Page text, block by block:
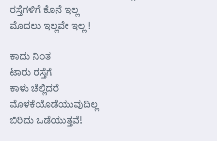
ರಸ್ತೆಗಳಿಗೆ ಕೊನೆ ಇಲ್ಲ
ಮೊದಲು ಇಲ್ಲವೇ ಇಲ್ಲ !
ಕಾದು ನಿಂತ
ಟಾರು ರಸ್ತೆಗೆ
ಕಾಳು ಚೆಲ್ಲಿದರೆ
ಮೊಳಕೆಯೊಡೆಯುವುದಿಲ್ಲ
ಬಿರಿದು ಒಡೆಯುತ್ತವೆ!